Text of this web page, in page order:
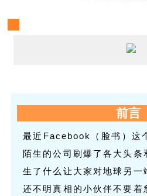
前言
最近Facebook（脸书）这
陌生的公司刷爆了各大头条
生了什么让大家对地球另一
还不明真相的小伙伴不要着